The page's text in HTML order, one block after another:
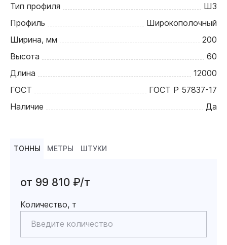
Тип профиля
Ш3
Профиль
Широкополочный
Ширина, мм
200
Высота
60
Длина
12000
ГОСТ
ГОСТ Р 57837-17
Наличие
Да
ТОННЫ МЕТРЫ ШТУКИ
от 99 810 ₽/т
Количество, т